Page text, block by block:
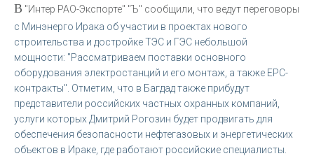
В "Интер РАО-Экспорте" "Ъ" сообщили, что ведут переговоры
с Минэнерго Ирака об участии в проектах нового
строительства и достройке ТЭС и ГЭС небольшой
мощности: "Рассматриваем поставки основного
оборудования электростанций и его монтаж, а также EPC-
контракты". Отметим, что в Багдад также прибудут
представители российских частных охранных компаний,
услуги которых Дмитрий Рогозин будет продвигать для
обеспечения безопасности нефтегазовых и энергетических
объектов в Ираке, где работают российские специалисты.